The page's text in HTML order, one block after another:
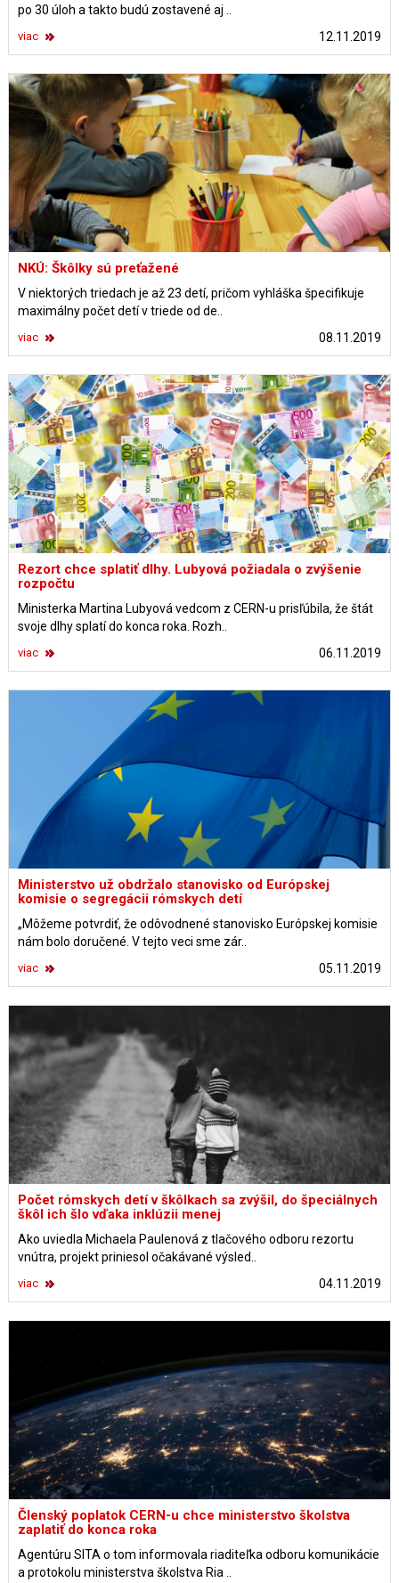
po 30 úloh a takto budú zostavené aj ..
12.11.2019
viac
NKÚ: Škôlky sú preťažené
V niektorých triedach je až 23 detí, pričom vyhláška špecifikuje
maximálny počet detí v triede od de..
08.11.2019
viac
Rezort chce splatiť dlhy. Lubyová požiadala o zvýšenie
rozpočtu
Ministerka Martina Lubyová vedcom z CERN-u prisľúbila, že štát
svoje dlhy splatí do konca roka. Rozh..
06.11.2019
viac
Ministerstvo už obdržalo stanovisko od Európskej
komisie o segregácii rómskych detí
„Môžeme potvrdiť, že odôvodnené stanovisko Európskej komisie
nám bolo doručené. V tejto veci sme zár..
05.11.2019
viac
Počet rómskych detí v škôlkach sa zvýšil, do špeciálnych
škôl ich šlo vďaka inklúzii menej
Ako uviedla Michaela Paulenová z tlačového odboru rezortu
vnútra, projekt priniesol očakávané výsled..
04.11.2019
viac
Členský poplatok CERN-u chce ministerstvo školstva
zaplatiť do konca roka
Agentúru SITA o tom informovala riaditeľka odboru komunikácie
a protokolu ministerstva školstva Ria ..